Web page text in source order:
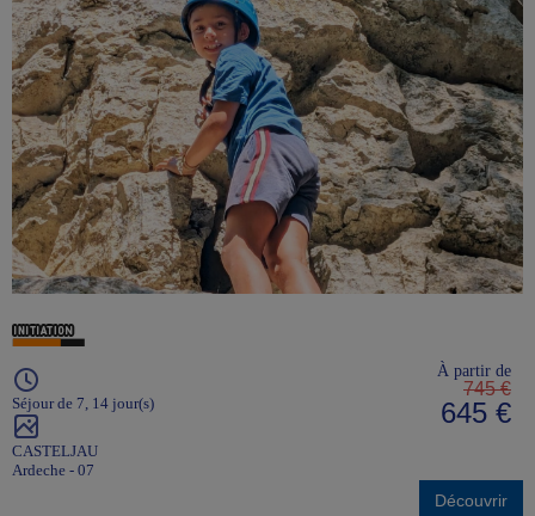
Séjour de 7, 14 jour(s)
CASTELJAU
Ardeche - 07
À partir de
745 €
645 €
Découvrir